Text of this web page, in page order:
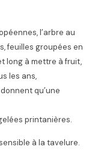
l’arbre au
feuilles groupées en
long à mettre à fruit,
les ans,
qu’une
printanières.
à la tavelure.